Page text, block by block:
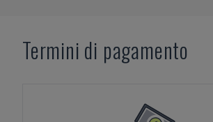
Termini di pagamento